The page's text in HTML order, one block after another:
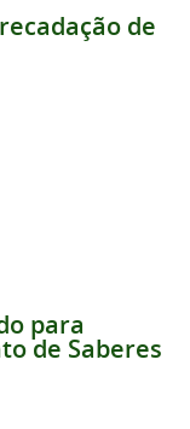
de
para
de Saberes